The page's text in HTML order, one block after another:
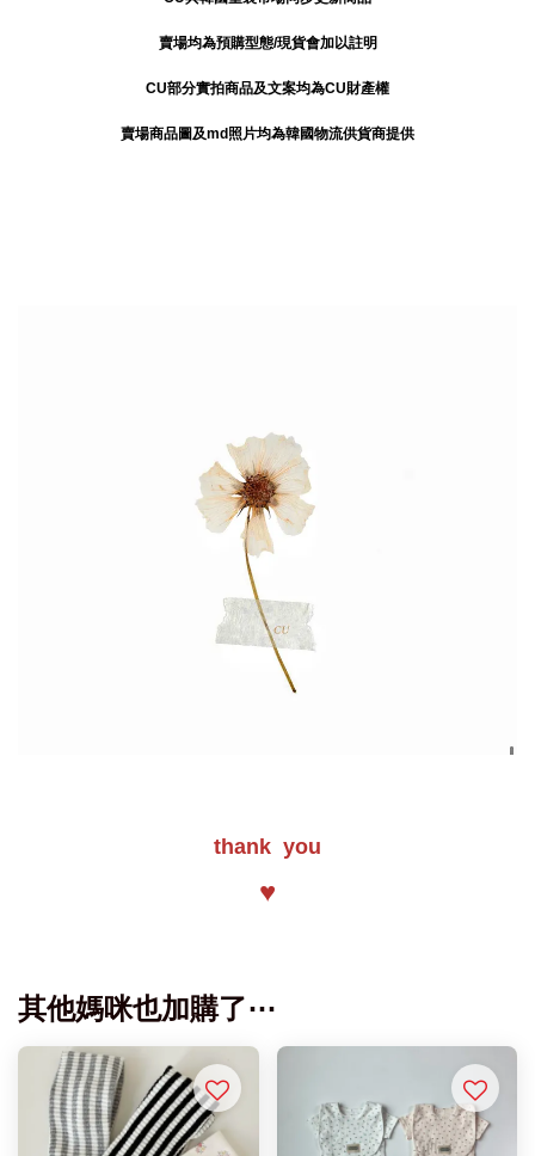
賣場均為預購型態/現貨會加以註明
CU部分實拍商品及文案均為CU財產權
賣場商品圖及md照片均為韓國物流供貨商提供
thank you
♥
其他媽咪也加購了⋯